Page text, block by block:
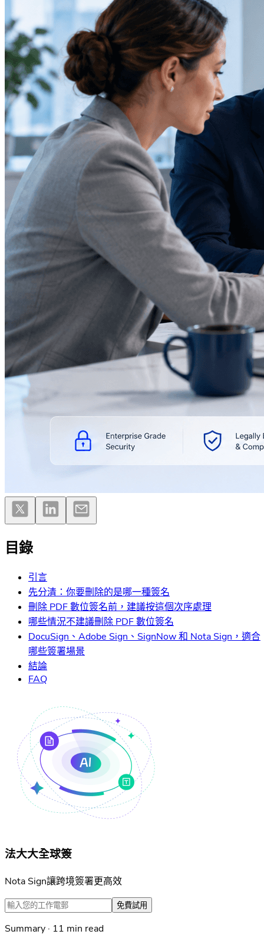
目錄
引言
先分清：你要刪除的是哪一種簽名
刪除 PDF 數位簽名前，建議按這個次序處理
哪些情況不建議刪除 PDF 數位簽名
DocuSign、Adobe Sign、SignNow 和 Nota Sign，適合
哪些簽署場景
結論
FAQ
法大大全球簽
Nota Sign讓跨境簽署更高效
免費試用
Summary · 11 min read